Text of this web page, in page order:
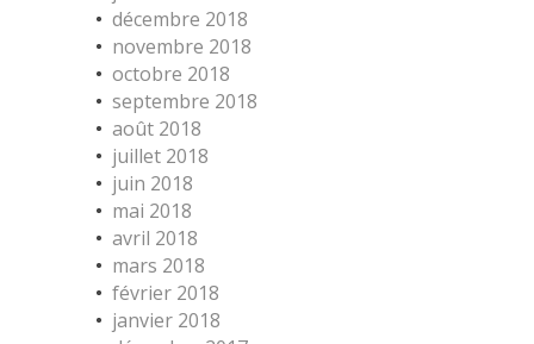
décembre 2018
novembre 2018
octobre 2018
septembre 2018
août 2018
juillet 2018
juin 2018
mai 2018
avril 2018
mars 2018
février 2018
janvier 2018